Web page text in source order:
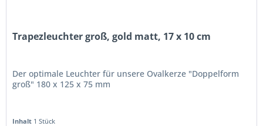
Trapezleuchter groß, gold matt, 17 x 10 cm
Der optimale Leuchter für unsere Ovalkerze "Doppelform
groß" 180 x 125 x 75 mm
Inhalt 1 Stück